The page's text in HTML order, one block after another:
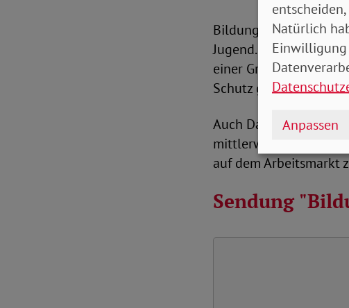
Bildung, auch das
Jugend. In einer sich
einer
Schutz gegen
Auch Daniel Jung
mittlerweile nötig sei,
auf dem Arbeitsmarkt
Sendung
Natürlich
Einwilligung
Anpassen